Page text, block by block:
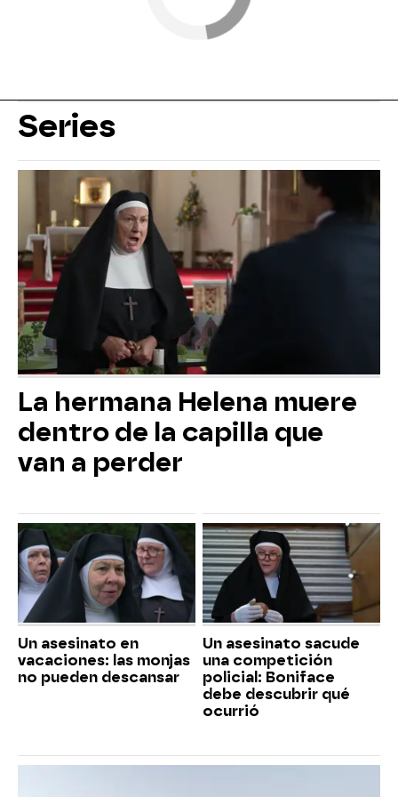
Series
La hermana Helena muere
dentro de la capilla que
van a perder
Un asesinato en
vacaciones: las monjas
no pueden descansar
Un asesinato sacude
una competición
policial: Boniface
debe descubrir qué
ocurrió